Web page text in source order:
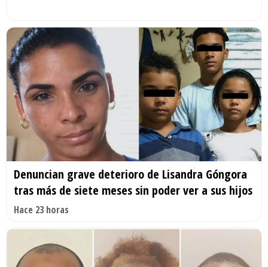
Denuncian grave deterioro de Lisandra Góngora
tras más de siete meses sin poder ver a sus hijos
Hace 23 horas